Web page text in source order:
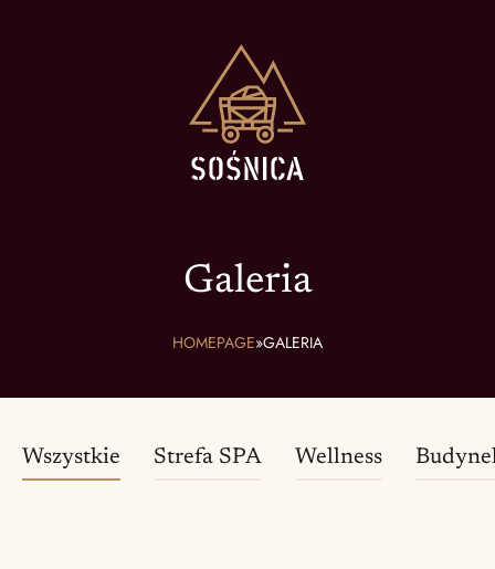
Galeria
HOMEPAGE»GALERIA
Wszystkie Strefa SPA Wellness